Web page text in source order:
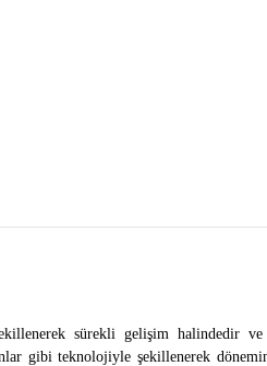
sürekli gelişim halindedir
gibi teknolojiyle şekillenerek